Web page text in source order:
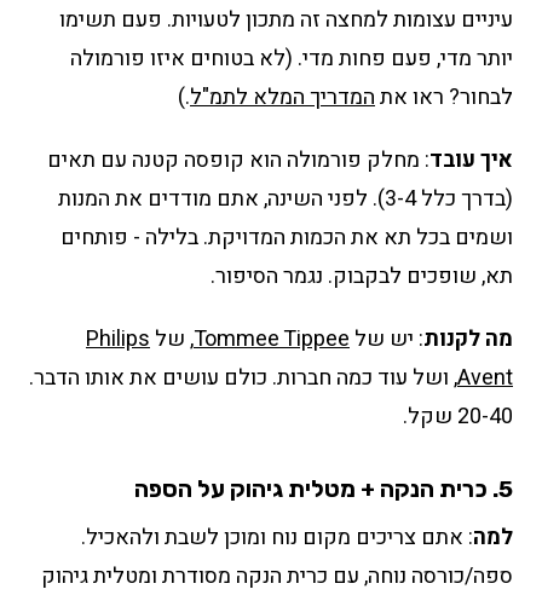
עיניים עצומות למחצה זה מתכון לטעויות. פעם תשימו
יותר מדי, פעם פחות מדי. (לא בטוחים איזו פורמולה
לבחור? ראו אתהמדריך המלא לתמ"ל.)
איך עובד: מחלק פורמולה הוא קופסה קטנה עם תאים
(בדרך כלל 3-4). לפני השינה, אתם מודדים את המנות
ושמים בכל תא את הכמות המדויקת. בלילה - פותחים
תא, שופכים לבקבוק. נגמר הסיפור.
מה לקנות: יש שלTommee Tippee, שלPhilips
Avent, ושל עוד כמה חברות. כולם עושים את אותו הדבר.
20-40 שקל.
5. כרית הנקה + מטלית גיהוק על הספה
למה: אתם צריכים מקום נוח ומוכן לשבת ולהאכיל.
ספה/כורסה נוחה, עם כרית הנקה מסודרת ומטלית גיהוק